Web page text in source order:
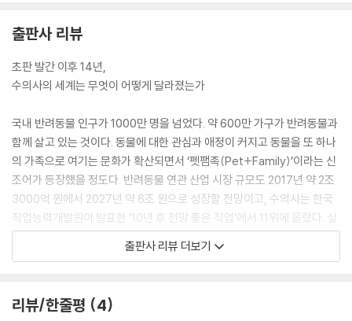
출판사 리뷰
초판 발간 이후 14년,
수의사의 세계는 무엇이 어떻게 달라졌는가
국내 반려동물 인구가 1000만 명을 넘었다. 약 600만 가구가 반려동물과
함께 살고 있는 것이다. 동물에 대한 관심과 애정이 커지고 동물을 또 하나
의 가족으로 여기는 문화가 확산되면서 ‘펫팸족(Pet+Family)’이라는 신
조어가 등장했을 정도다. 반려동물 연관 산업 시장 규모도 2017년 약 2조
3000억 원에서 2027년 약 6조 원으로 성장할 전망이고, 수의사는 한국
직업능력개발원이 발표한 ‘10년 후 전망 좋은 직업’에서 11위에 올랐다. 실
제로 수의사는 면허만 있으면 다른 직장생활을 하다가도 언제든지 동물병
원을 개원할 수 있고 정년이 없어 나이가 들어도 계속할 수 있는 ‘평생 직
의사를 고려하고 있는 청소년과 대학생, 이직을 꿈꾸는 직장인이라면 ‘수
출판사 리뷰 더보기
리뷰/한줄평 4